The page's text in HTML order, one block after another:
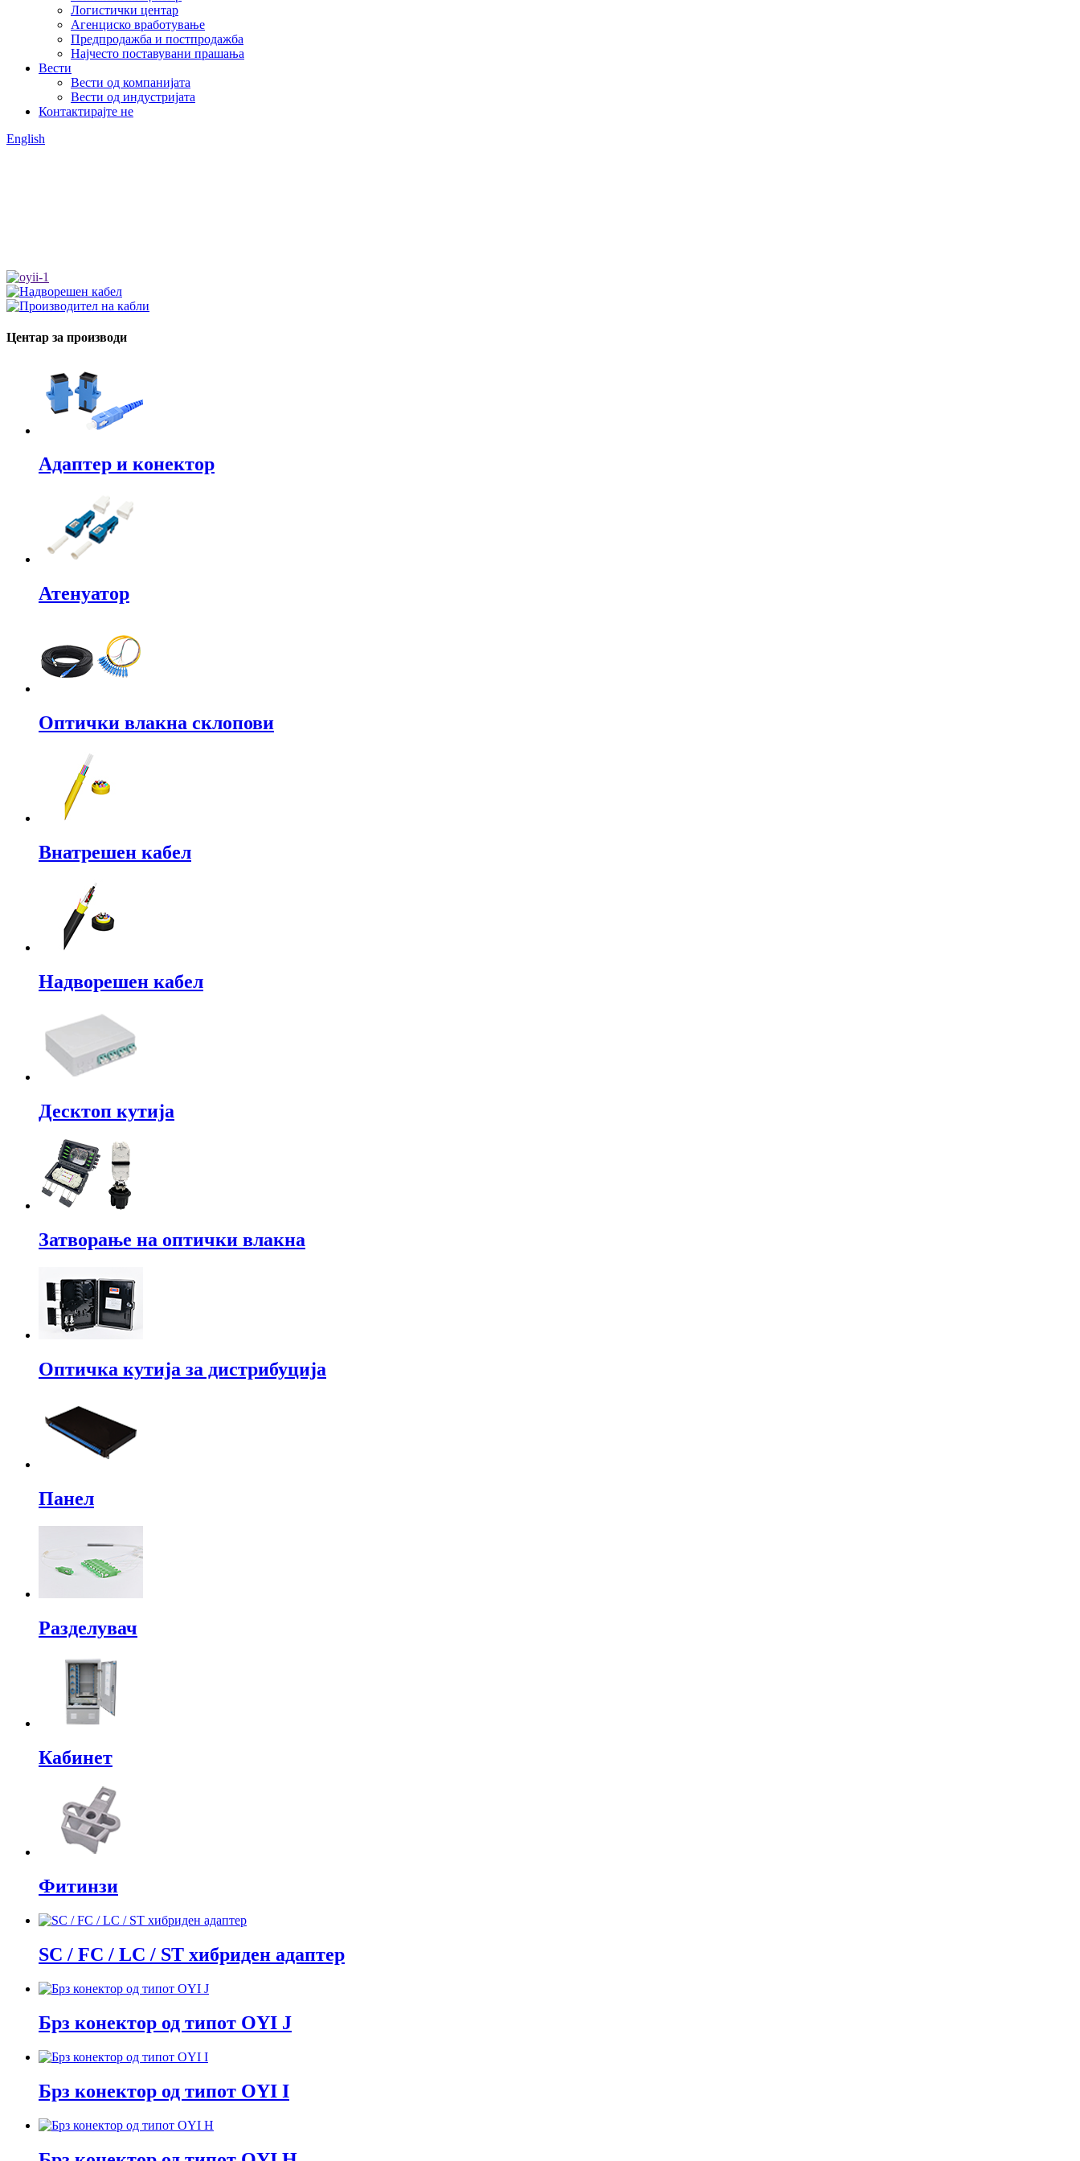
Логистички центар
Агенциско вработување
Предпродажба и постпродажба
Најчесто поставувани прашања
Вести
Вести од компанијата
Вести од индустријата
Контактирајте не
English
Центар за производи
Адаптер и конектор
Атенуатор
Оптички влакна склопови
Внатрешен кабел
Надворешен кабел
Десктоп кутија
Затворање на оптички влакна
Оптичка кутија за дистрибуција
Панел
Разделувач
Кабинет
Фитинзи
SC / FC / LC / ST хибриден адаптер
Брз конектор од типот OYI J
Брз конектор од типот OYI I